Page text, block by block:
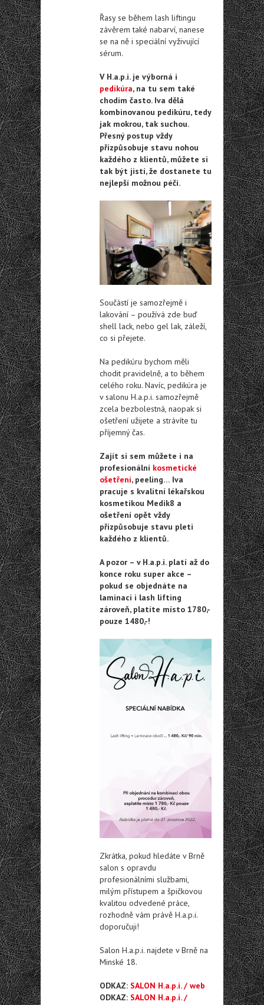
Řasy se během lash liftingu
závěrem také nabarví, nanese
se na ně i speciální vyživující
sérum.
V H.a.p.i. je výborná i
pedikúra, na tu sem také
chodím často. Iva dělá
kombinovanou pedikúru, tedy
jak mokrou, tak suchou.
Přesný postup vždy
přizpůsobuje stavu nohou
každého z klientů, můžete si
tak být jistí, že dostanete tu
nejlepší možnou péči.
Součástí je samozřejmě i
lakování – používá zde buď
shell lack, nebo gel lak, záleží,
co si přejete.
Na pedikúru bychom měli
chodit pravidelně, a to během
celého roku. Navíc, pedikúra je
v salonu H.a.p.i. samozřejmě
zcela bezbolestná, naopak si
ošetření užijete a strávíte tu
příjemný čas.
Zajít si sem můžete i na
profesionální kosmetické
ošetření, peeling… Iva
pracuje s kvalitní lékařskou
kosmetikou Medik8 a
ošetření opět vždy
přizpůsobuje stavu pleti
každého z klientů.
A pozor – v H.a.p.i. platí až do
konce roku super akce –
pokud se objednáte na
laminaci i lash lifting
zároveň, platíte místo 1780,-
pouze 1480,-!
Zkrátka, pokud hledáte v Brně
salon s opravdu
profesionálními službami,
milým přístupem a špičkovou
kvalitou odvedené práce,
rozhodně vám právě H.a.p.i.
doporučuji!
Salon H.a.p.i. najdete v Brně na
Minské 18.
ODKAZ: SALON H.a.p.i. / web
ODKAZ: SALON H.a.p.i. /